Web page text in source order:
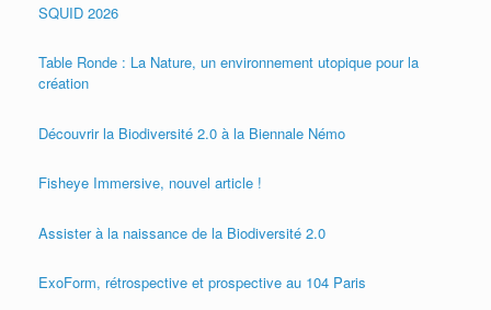
SQUID 2026
Table Ronde : La Nature, un environnement utopique pour la
création
Découvrir la Biodiversité 2.0 à la Biennale Némo
Fisheye Immersive, nouvel article !
Assister à la naissance de la Biodiversité 2.0
ExoForm, rétrospective et prospective au 104 Paris